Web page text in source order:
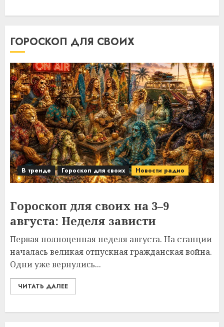
ГОРОСКОП ДЛЯ СВОИХ
В тренде Гороскоп для своих Новости радио
Гороскоп для своих на 3–9
августа: Неделя зависти
Первая полноценная неделя августа. На станции
началась великая отпускная гражданская война.
Одни уже вернулись...
ЧИТАТЬ ДАЛЕЕ